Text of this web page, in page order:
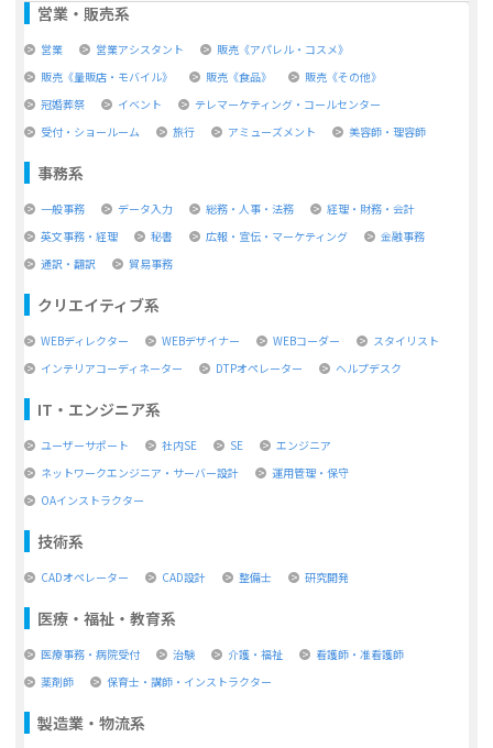
営業・販売系
営業 営業アシスタント
販売《アパレル・コスメ》
販売《量販店・モバイル》
販売《食品》
販売《その他》
冠婚葬祭
イベント
テレマーケティング・コールセンター
受付・ショールーム
旅行 アミューズメント 美容師・理容師
事務系
一般事務 データ入力 総務・人事・法務
経理・財務・会計
英文事務・経理
秘書 広報・宣伝・マーケティング
金融事務
通訳・翻訳
貿易事務
クリエイティブ系
WEBディレクター WEBデザイナー WEBコーダー
スタイリスト
インテリアコーディネーター
DTPオペレーター ヘルプデスク
IT・エンジニア系
ユーザーサポート 社内SE SE
エンジニア
ネットワークエンジニア・サーバー設計
運用管理・保守
OAインストラクター
技術系
CADオペレーター CAD設計 整備士 研究開発
医療・福祉・教育系
医療事務・病院受付 治験 介護・福祉
看護師・准看護師
薬剤師
保育士・講師・インストラクター
製造業・物流系